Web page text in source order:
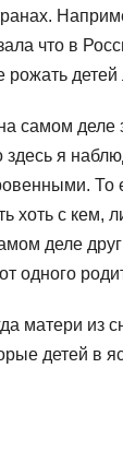
что в
детей
самом деле
здесь я
То
хоть с кем,
деле
одного
матери из
детей в